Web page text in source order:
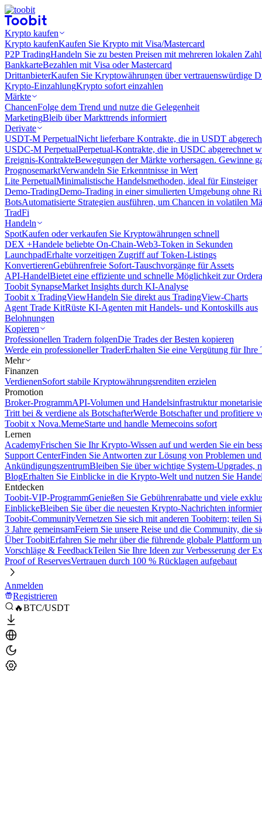
Krypto kaufen
Krypto kaufenKaufen Sie Krypto mit Visa/Mastercard
P2P TradingHandeln Sie zu besten Preisen mit mehreren lokalen
BankkarteBezahlen mit Visa oder Mastercard
DrittanbieterKaufen Sie Kryptowährungen über vertrauenswürdige
Krypto-EinzahlungKrypto sofort einzahlen
Märkte
ChancenFolge dem Trend und nutze die Gelegenheit
MarketingBleib über Markttrends informiert
Derivate
USDT-M PerpetualNicht lieferbare Kontrakte, die in USDT
USDC-M PerpetualPerpetual-Kontrakte, die in USDC abgerechnet
Ereignis-KontrakteBewegungen der Märkte vorhersagen. Gewinne
PrognosemarktVerwandeln Sie Erkenntnisse in Wert
Lite PerpetualMinimalistische Handelsmethoden, ideal für Einsteiger
Demo-TradingDemo-Trading in einer simulierten Umgebung ohne
BotsAutomatisierte Strategien ausführen, um Chancen in volatilen
TradFi
Handeln
SpotKaufen oder verkaufen Sie Kryptowährungen schnell
DEX +Handele beliebte On-Chain-Web3-Token in Sekunden
LaunchpadErhalte vorzeitigen Zugriff auf Token-Listings
KonvertierenGebührenfreie Sofort-Tauschvorgänge für Assets
API-HandelBietet eine effiziente und schnelle Möglichkeit zur
Toobit SynapseMarket Insights durch KI-Analyse
Toobit x TradingViewHandeln Sie direkt aus TradingView-Charts
Agent Trade KitRüste KI-Agenten mit Handels- und Kontoskills aus
Belohnungen
Kopieren
Professionellen Tradern folgenDie Trades der Besten kopieren
Werde ein professioneller TraderErhalten Sie eine Vergütung für Ihre
Mehr
Finanzen
VerdienenSofort stabile Kryptowährungsrenditen erzielen
Promotion
Broker-ProgrammAPI-Volumen und Handelsinfrastruktur
Tritt bei & verdiene als BotschafterWerde Botschafter und profitiere
Toobit x Nova.MemeStarte und handle Memecoins sofort
Lernen
AcademyFrischen Sie Ihr Krypto-Wissen auf und werden Sie ein
Support CenterFinden Sie Antworten zur Lösung von Problemen
AnkündigungszentrumBleiben Sie über wichtige System-Upgrades,
BlogErhalten Sie Einblicke in die Krypto-Welt und nutzen Sie
Entdecken
Toobit-VIP-ProgrammGenießen Sie Gebührenrabatte und viele
EinblickeBleiben Sie über die neuesten Krypto-Nachrichten
Toobit-CommunityVernetzen Sie sich mit anderen Toobitern; teilen
3 Jahre gemeinsamFeiern Sie unsere Reise und die Community, die
Über ToobitErfahren Sie mehr über die führende globale Plattform
Vorschläge & FeedbackTeilen Sie Ihre Ideen zur Verbesserung der
Proof of ReservesVertrauen durch 100 % Rücklagen aufgebaut
Anmelden
Registrieren
🔥BTC/USDT